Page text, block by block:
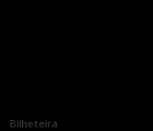
Bilheteira